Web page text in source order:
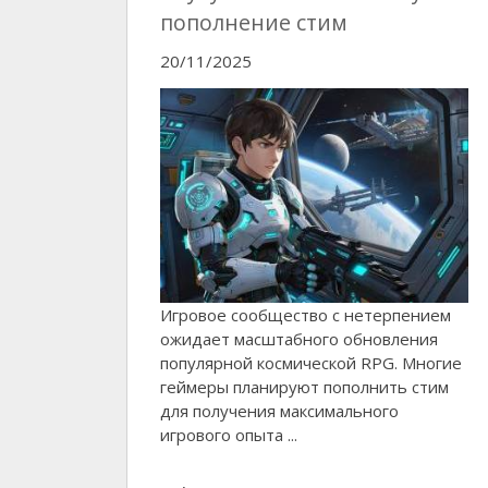
пополнение стим
20/11/2025
Игровое сообщество с нетерпением
ожидает масштабного обновления
популярной космической RPG. Многие
геймеры планируют пополнить стим
для получения максимального
игрового опыта ...